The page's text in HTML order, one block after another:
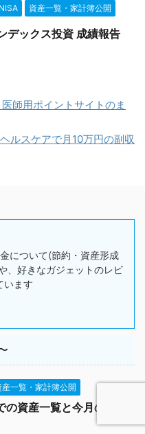
資産一覧・家計簿公開
デックス投資 成績報告
師用ポイントサイトのま
ルスケアで月10万円の副収
について(節約・資産形成
、好きなガジェットのレビ
います
産一覧・家計簿公開
資産一覧と今月の収入